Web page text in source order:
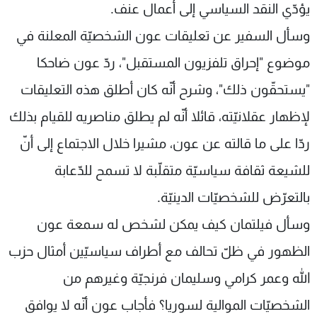
يؤدّي النقد السياسي إلى أعمال عنف.
وسأل السفير عن تعليقات عون الشخصيّة المعلنة في
موضوع "إحراق تلفزيون المستقبل"، ردّ عون ضاحكا
"يستحقّون ذلك"، وشرح أنّه كان أطلق هذه التعليقات
لإظهار عقلانيّته، قائلا أنّه لم يطلق مناصريه للقيام بذلك
ردّا على ما قالته عن عون، مشيرا خلال الاجتماع إلى أنّ
للشيعة ثقافة سياسيّة متقلّبة لا تسمح للدّعابة
بالتعرّض للشخصيّات الدينيّة.
وسأل فيلتمان كيف يمكن لشخص له سمعة عون
الظهور في ظلّ تحالف مع أطراف سياسيّين أمثال حزب
الله وعمر كرامي وسليمان فرنجيّة وغيرهم من
الشخصيّات الموالية لسوريا؟ فأجاب عون أنّه لا يوافق